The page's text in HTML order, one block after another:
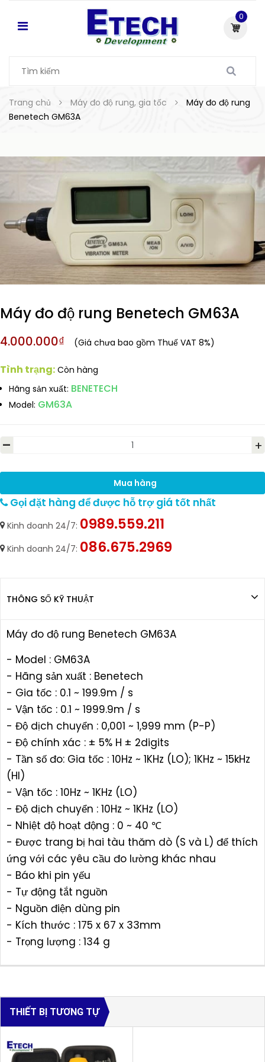
0
Trang chủ Máy đo độ rung, gia tốc
Máy đo độ rung
Benetech GM63A
Máy đo độ rung Benetech GM63A
4.000.000₫ (Giá chưa bao gồm Thuế VAT 8%)
Tình trạng: Còn hàng
Hãng sản xuất: BENETECH
Model: GM63A
- +
Mua hàng
Gọi đặt hàng để được hỗ trợ giá tốt nhất
Kinh doanh 24/7: 0989.559.211
Kinh doanh 24/7: 086.675.2969
THÔNG SỐ KỸ THUẬT
Máy đo độ rung Benetech GM63A
- Model : GM63A
- Hãng sản xuất : Benetech
- Gia tốc : 0.1 ~ 199.9m / s
- Vận tốc : 0.1 ~ 1999.9m / s
- Độ dịch chuyển : 0,001 ~ 1,999 mm (P-P)
- Độ chính xác : ± 5% H ± 2digits
- Tần số đo: Gia tốc : 10Hz ~ 1KHz (LO); 1KHz ~ 15kHz
(HI)
- Vận tốc : 10Hz ~ 1KHz (LO)
- Độ dịch chuyển : 10Hz ~ 1KHz (LO)
- Nhiệt độ hoạt động : 0 ~ 40 ℃
- Được trang bị hai tàu thăm dò (S và L) để thích
ứng với các yêu cầu đo lường khác nhau
- Báo khi pin yếu
- Tự động tắt nguồn
- Nguồn điện dùng pin
- Kích thước : 175 x 67 x 33mm
- Trọng lượng : 134 g
THIẾT BỊ TƯƠNG TỰ